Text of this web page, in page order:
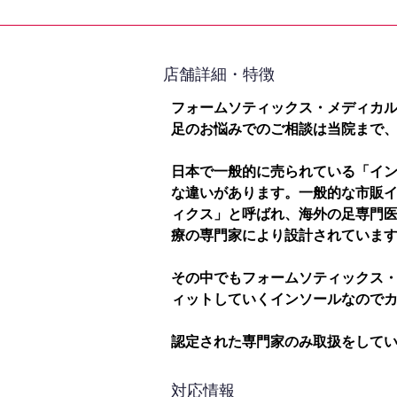
​店舗詳細・特徴
フォームソティックス・メディカ
足のお悩みでのご相談は当院まで
日本で一般的に売られている「イ
な違いがあります。一般的な市販
ィクス」と呼ばれ、海外の足専門
療の専門家により設計されていま
その中でもフォームソティックス
ィットしていくインソールなので
認定された専門家のみ取扱をして
対応情報